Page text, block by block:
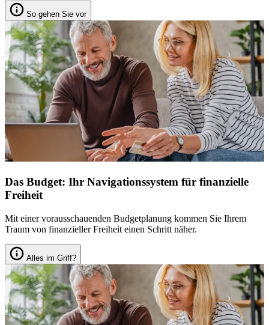
So gehen Sie vor
Das Budget: Ihr Navigationssystem für finanzielle
Freiheit
Mit einer vorausschauenden Budgetplanung kommen Sie Ihrem
Traum von finanzieller Freiheit einen Schritt näher.
Alles im Griff?